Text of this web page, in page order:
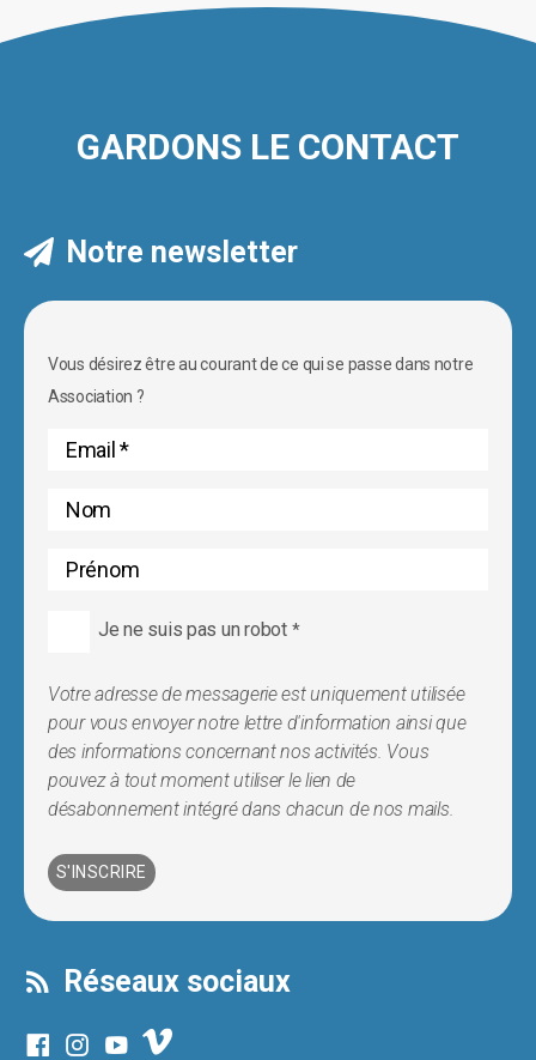
GARDONS LE CONTACT
Notre newsletter
Vous désirez être au courant de ce qui se passe dans notre
Association ?
Je ne suis pas un robot *
Votre adresse de messagerie est uniquement utilisée
pour vous envoyer notre lettre d'information ainsi que
des informations concernant nos activités. Vous
pouvez à tout moment utiliser le lien de
désabonnement intégré dans chacun de nos mails.
Réseaux sociaux